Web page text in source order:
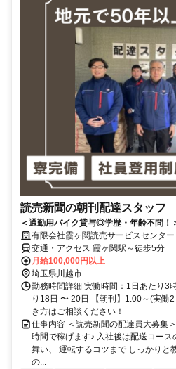
読売新聞の朝刊配達スタッフ
＜通勤用バイク貸与◎学歴・年齢不問！
有限会社霞ヶ関読売サービスセンター
交通・アクセス 霞ヶ関駅～徒歩5分
月給100,000円以上
埼玉県川越市
勤務時間詳細 実働時間：1日あたり3
り18日 〜 20日 【朝刊】1:00～(実
き方はご相談ください！
仕事内容 ＜読売新聞の配達員大募集
時間で稼げます♪ 入社後は配送コー
舞い、 運転するコツまで しっかりと
の...